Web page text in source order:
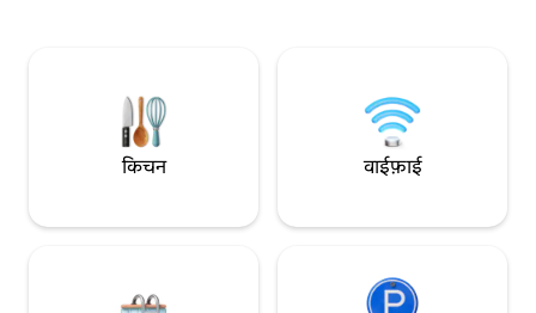
किचन वाईफ़ाई